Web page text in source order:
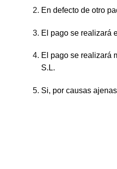
En defecto de otro
El pago se realizará
El pago se realizará
S.L.
Si, por causas